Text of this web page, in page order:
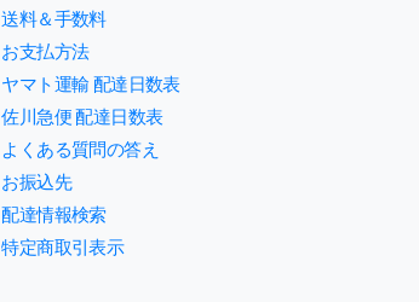
送料＆手数料
お支払方法
ヤマト運輸 配達日数表
佐川急便 配達日数表
よくある質問の答え
お振込先
配達情報検索
特定商取引表示